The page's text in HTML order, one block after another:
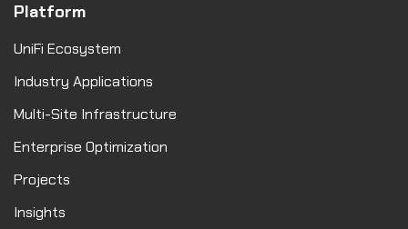
Platform
UniFi Ecosystem
Industry Applications
Multi-Site Infrastructure
Enterprise Optimization
Projects
Insights